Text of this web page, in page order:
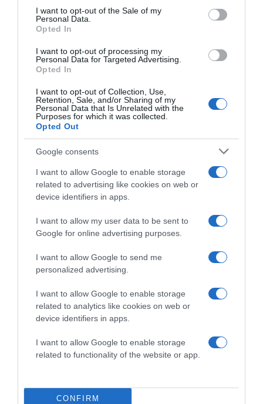
consent section.
I want to opt-out of the Sale of my
Personal Data.
Opted In
I want to opt-out of processing my
Personal Data for Targeted Advertising.
Opted In
I want to opt-out of Collection, Use,
Retention, Sale, and/or Sharing of my
Personal Data that Is Unrelated with the
Purposes for which it was collected.
Opted Out
Google consents
I want to allow Google to enable storage
related to advertising like cookies on web or
device identifiers in apps.
I want to allow my user data to be sent to
Google for online advertising purposes.
I want to allow Google to send me
personalized advertising.
I want to allow Google to enable storage
related to analytics like cookies on web or
device identifiers in apps.
I want to allow Google to enable storage
related to functionality of the website or app.
CONFIRM
Címkék: recept, süti,lekvár ,csoki
mogyoróvaj
HASONLÓ BEJEGYZÉSEK
2026-08-08.
Csökkenti a vérnyomást, és védi a szívet